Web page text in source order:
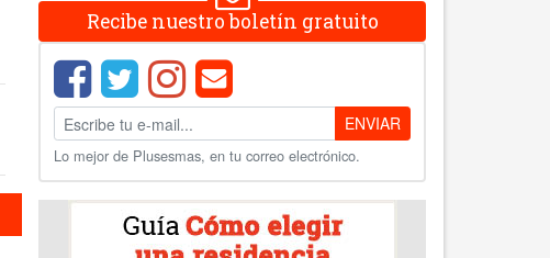
Recibe nuestro boletín gratuito
ENVIAR
Lo mejor de Plusesmas, en tu correo electrónico.